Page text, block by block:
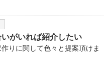
がいれば紹介したい
りに関して色々と提案頂けま